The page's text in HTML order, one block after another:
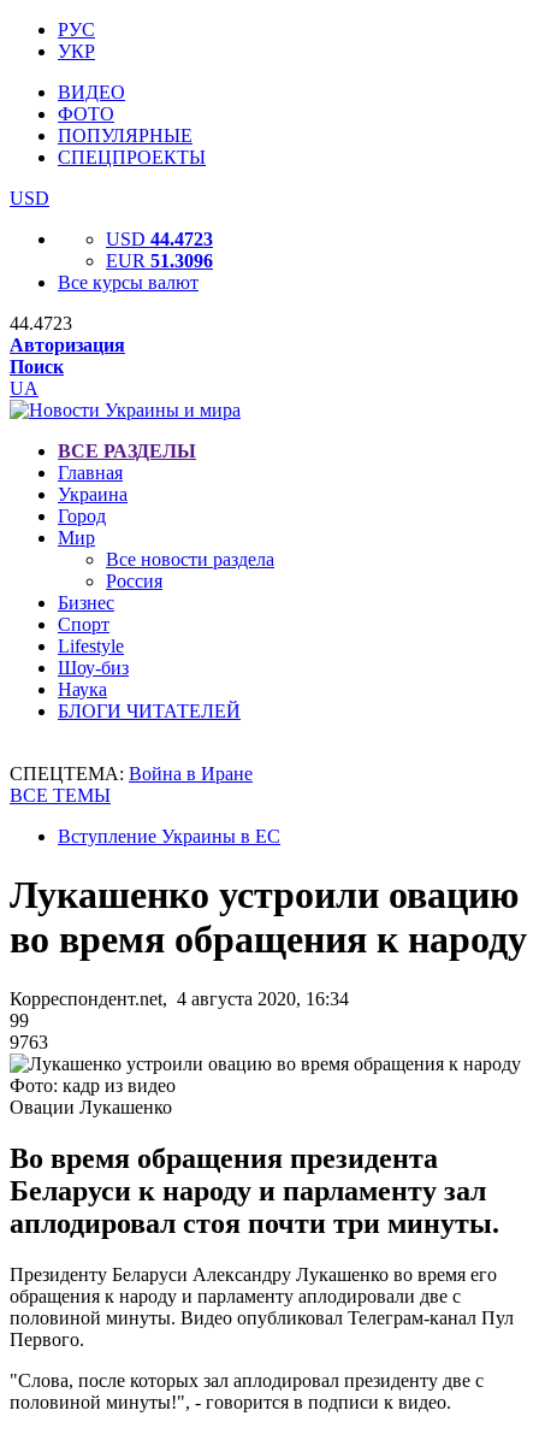
РУС
УКР
ВИДЕО
ФОТО
ПОПУЛЯРНЫЕ
СПЕЦПРОЕКТЫ
USD
USD 44.4723
EUR 51.3096
Все курсы валют
44.4723
Авторизация
Поиск
UA
ВСЕ РАЗДЕЛЫ
Главная
Украина
Город
Мир
Все новости раздела
Россия
Бизнес
Спорт
Lifestyle
Шоу-биз
Наука
БЛОГИ ЧИТАТЕЛЕЙ
СПЕЦТЕМА: Война в Иране
ВСЕ ТЕМЫ
Вступление Украины в ЕС
Лукашенко устроили овацию
во время обращения к народу
Корреспондент.net, 4 августа 2020, 16:34
99
9763
Фото: кадр из видео
Овации Лукашенко
Во время обращения президента
Беларуси к народу и парламенту зал
аплодировал стоя почти три минуты.
Президенту Беларуси Александру Лукашенко во время его
обращения к народу и парламенту аплодировали две с
половиной минуты. Видео опубликовал Телеграм-канал Пул
Первого.
"Слова, после которых зал аплодировал президенту две с
половиной минуты!", - говорится в подписи к видео.